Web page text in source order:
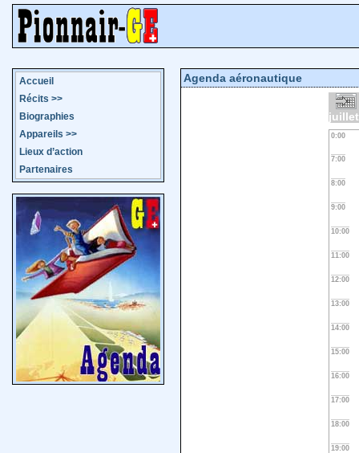
Accueil
Récits >>
Biographies
Appareils >>
Lieux d’action
Partenaires
Agenda aéronautique
0:00
7:00
8:00
9:00
10:00
11:00
12:00
13:00
14:00
15:00
16:00
17:00
18:00
19:00